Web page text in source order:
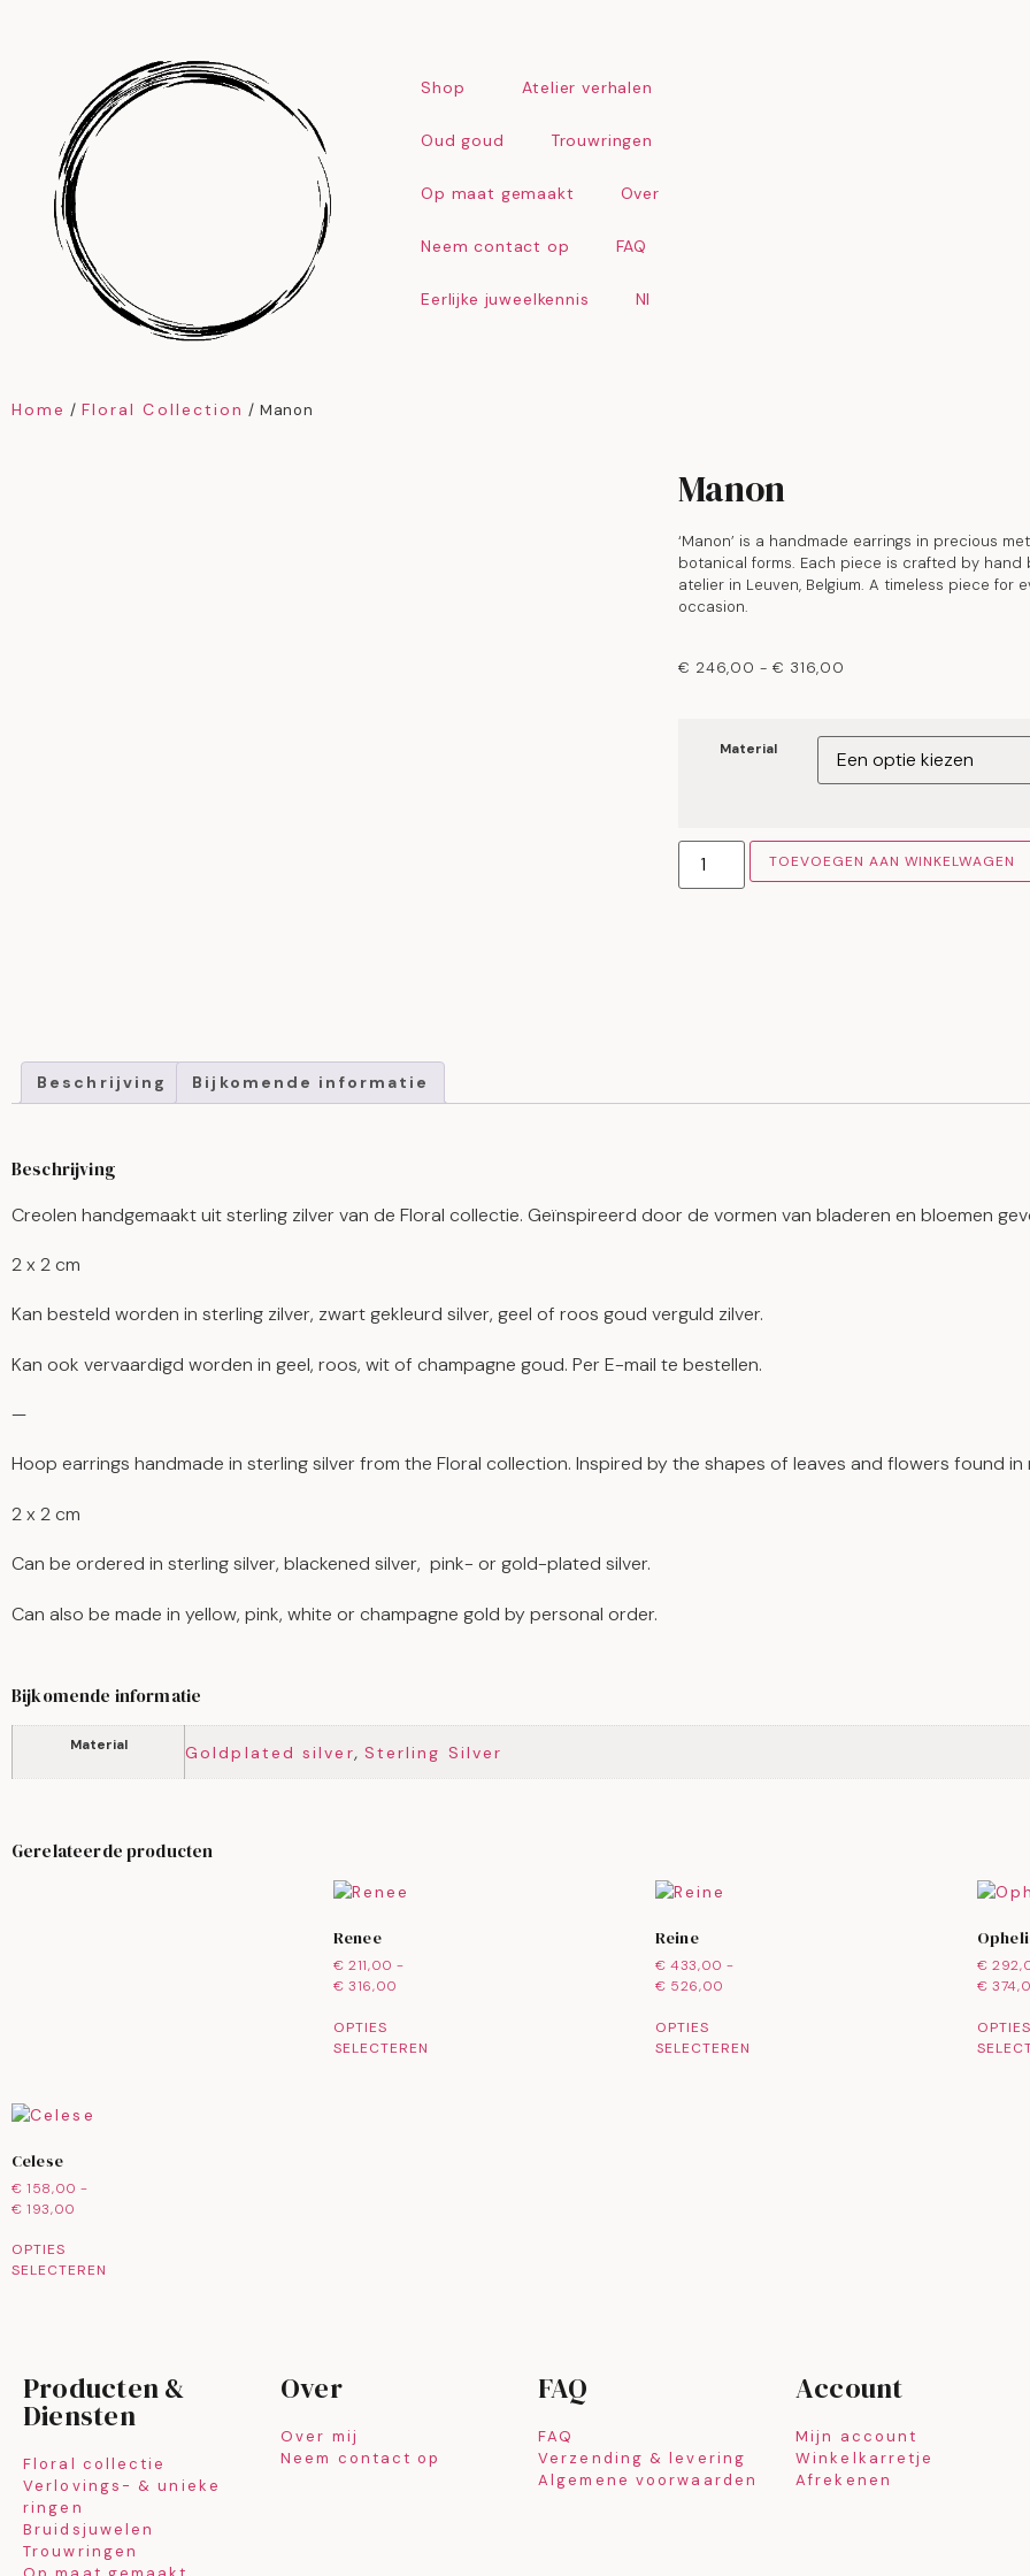
Shop Atelier verhalen
Oud goud Trouwringen
Op maat gemaakt Over
Neem contact op FAQ
Eerlijke juweelkennis Nl
Home / Floral Collection / Manon
Manon
‘Manon’ is a handmade earrings in precious
botanical forms. Each piece is crafted by hand
atelier in Leuven, Belgium. A timeless piece for
occasion.
€ 246,00 - € 316,00
Material
TOEVOEGEN AAN WINKELWAGEN
Beschrijving Bijkomende informatie
Beschrijving
Creolen handgemaakt uit sterling zilver van de Floral collectie. Geïnspireerd door de vormen van bladeren en bloemen
2 x 2 cm
Kan besteld worden in sterling zilver, zwart gekleurd silver, geel of roos goud verguld zilver.
Kan ook vervaardigd worden in geel, roos, wit of champagne goud. Per E-mail te bestellen.
—
Hoop earrings handmade in sterling silver from the Floral collection. Inspired by the shapes of leaves and flowers found in
2 x 2 cm
Can be ordered in sterling silver, blackened silver, pink- or gold-plated silver.
Can also be made in yellow, pink, white or champagne gold by personal order.
Bijkomende informatie
Material Goldplated silver, Sterling Silver
Gerelateerde producten
Renee
€ 211,00 -
€ 316,00
OPTIES
SELECTEREN
Reine
€ 433,00 -
€ 526,00
OPTIES
SELECTEREN
€
€
OPTIES
Celese
€ 158,00 -
€ 193,00
OPTIES
SELECTEREN
Producten &
Diensten
Floral collectie
Verlovings- & unieke
ringen
Bruidsjuwelen
Trouwringen
Over
Over mij
Neem contact op
FAQ
FAQ
Verzending & levering
Algemene voorwaarden
Account
Mijn account
Winkelkarretje
Afrekenen